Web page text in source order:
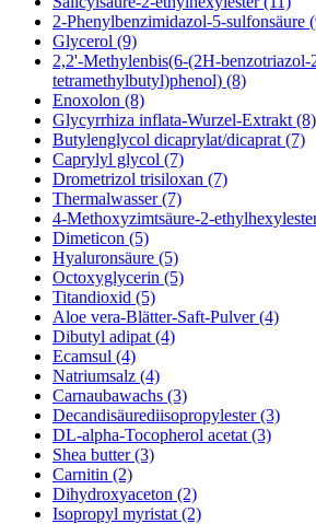
2-Phenylbenzimidazol-5-sulfonsäure
Glycerol (9)
2,2'-Methylenbis(6-(2H-
tetramethylbutyl)phenol) (8)
Enoxolon (8)
Glycyrrhiza inflata-Wurzel-Extrakt (8)
Butylenglycol dicaprylat/dicaprat (7)
Caprylyl glycol (7)
Drometrizol trisiloxan (7)
Thermalwasser (7)
4-Methoxyzimtsäure-2-
Dimeticon (5)
Hyaluronsäure (5)
Octoxyglycerin (5)
Titandioxid (5)
Aloe vera-Blätter-Saft-Pulver (4)
Dibutyl adipat (4)
Ecamsul (4)
Natriumsalz (4)
Carnaubawachs (3)
Decandisäurediisopropylester (3)
DL-alpha-Tocopherol acetat (3)
Shea butter (3)
Carnitin (2)
Dihydroxyaceton (2)
Isopropyl myristat (2)